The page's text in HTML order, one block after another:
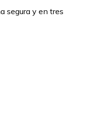
segura y en tres